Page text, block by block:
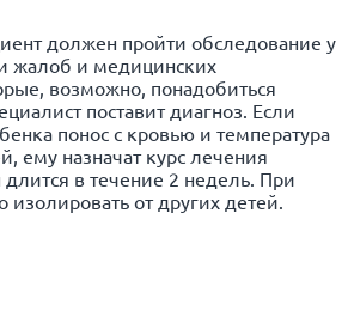
должен пройти обследование у
жалоб и медицинских
возможно, понадобиться
поставит диагноз. Если
понос с кровью и температура
ему назначат курс лечения
в течение 2 недель. При
от других детей.